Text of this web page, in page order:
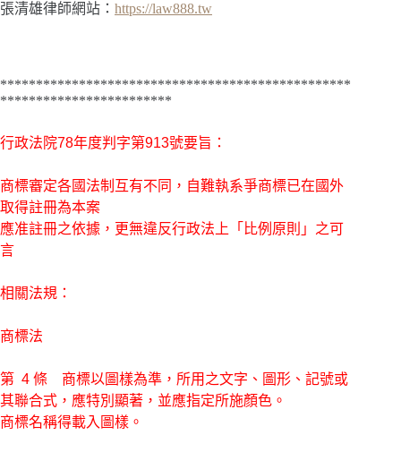
張清雄律師網站： https://law888.tw
*************************************************
************************
行政法院78年度判字第913號要旨：
商標審定各國法制互有不同，自難執系爭商標已在國外
取得註冊為本案
應准註冊之依據，更無違反行政法上「比例原則」之可
言
相關法規：
商標法
第 4 條 商標以圖樣為準，所用之文字、圖形、記號或
其聯合式，應特別顯著，並應指定所施顏色。
商標名稱得載入圖樣。